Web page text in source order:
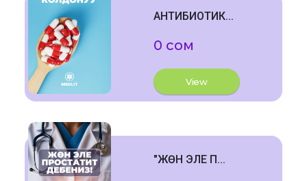
АНТИБИОТИК...
0 сом
View
"ЖӨН ЭЛЕ П...